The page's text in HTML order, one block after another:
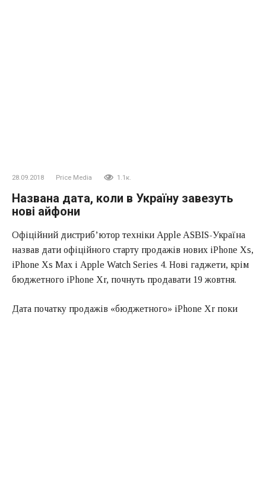
28.09.2018 Price Media 1.1к.
Названа дата, коли в Україну завезуть
нові айфони
Офіційний дистриб’ютор техніки Apple ASBIS-Україна
назвав дати офіційного старту продажів нових iPhone Xs,
iPhone Xs Max і Apple Watch Series 4. Нові гаджети, крім
бюджетного iPhone Xr, почнуть продавати 19 жовтня.
Дата початку продажів «бюджетного» iPhone Xr поки